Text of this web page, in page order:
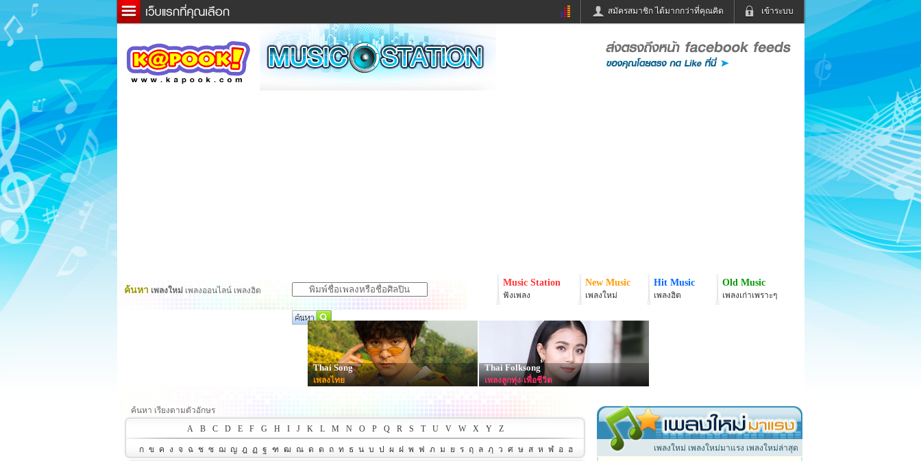
เข้าระบบ
สมัครสมาชิก ได้มากกว่าที่คุณคิด
ข่าวด่วน ข่าวสั้น
ละคร
หนังใหม่
ฟังวิทยุออนไลน์
หมากรุกไทย
Email
ค้นหา เพลงใหม่ เพลงออนไลน์ เพลงฮิต
Music Station
ฟังเพลง
New Music
เพลงใหม่
Hit Music
เพลงฮิต
Old Music
เพลงเก่าเพราะๆ
Thai Song
เพลงไทย
Thai Folksong
เพลงลูกทุ่ง-เพื่อชีวิต
ค้นหา เรียงตามตัวอักษร
A
B C D E F G H I J K L M N O P Q R S T U V W X Y Z
ก ข ค ง จ ฉ ช ซ ฌ ญ ฎ ฏ ฐ ฑ ฒ ณ ด ต ถ ท ธ น บ ป ผ ฝ พ ฟ ภ ม ย ร ฤ ล ฦ ว ศ ษ ส ห ฬ อ ฮ เพลงใหม่ เพลงใหม่มาแรง เพลงใหม่ล่าสุด